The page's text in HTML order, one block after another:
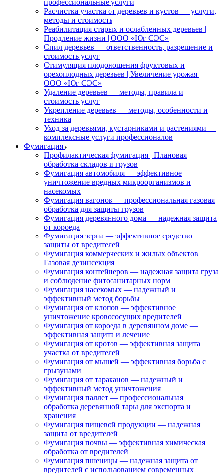
профессиональные услуги
Расчистка участка от деревьев и кустов — услуги,
методы и стоимость
Реабилитация старых и ослабленных деревьев |
Продление жизни | ООО «Юг СЭС»
Спил деревьев — ответственность, разрешение и
стоимость услуг
Стимуляция плодоношения фруктовых и
орехоплодных деревьев | Увеличение урожая |
ООО «Юг СЭС»
Удаление деревьев — методы, правила и
стоимость услуг
Укрепление деревьев — методы, особенности и
техника
Уход за деревьями, кустарниками и растениями —
комплексные услуги профессионалов
Фумигация
Профилактическая фумигация | Плановая
обработка складов и грузов
Фумигация автомобиля — эффективное
уничтожение вредных микроорганизмов и
насекомых
Фумигация вагонов — профессиональная газовая
обработка для защиты грузов
Фумигация деревянного дома — надежная защита
от короеда
Фумигация зерна — эффективное средство
защиты от вредителей
Фумигация коммерческих и жилых объектов |
Газовая дезинсекция
Фумигация контейнеров — надежная защита груза
и соблюдение фитосанитарных норм
Фумигация насекомых — надежный и
эффективный метод борьбы
Фумигация от клопов — эффективное
уничтожение кровососущих вредителей
Фумигация от короеда в деревянном доме —
эффективная защита и лечение
Фумигация от кротов — эффективная защита
участка от вредителей
Фумигация от мышей — эффективная борьба с
грызунами
Фумигация от тараканов — надежный и
эффективный метод уничтожения
Фумигация паллет — профессиональная
обработка деревянной тары для экспорта и
хранения
Фумигация пищевой продукции — надежная
защита от вредителей
Фумигация почвы — эффективная химическая
обработка от вредителей
Фумигация пшеницы — надежная защита от
вредителей с использованием современных